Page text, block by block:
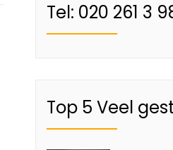
Tel: 020 261 3
Top 5 Veel